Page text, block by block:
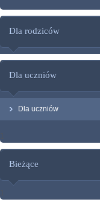
Dla rodziców
Dla uczniów
Dla uczniów
Bieżące